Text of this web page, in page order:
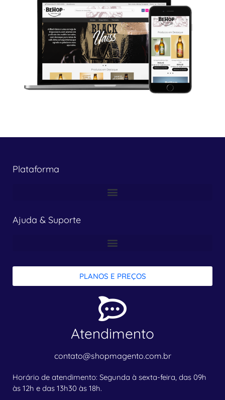
Plataforma
Ajuda & Suporte
PLANOS E PREÇOS
Atendimento
contato@shopmagento.com.br
Horário de atendimento: Segunda à sexta-feira, das 09h
às 12h e das 13h30 às 18h.